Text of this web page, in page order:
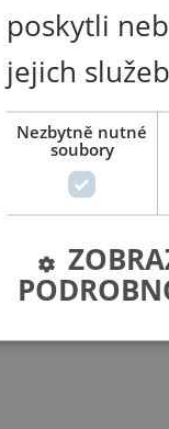
poskytli
jejich
Nezbytně nutné
soubory